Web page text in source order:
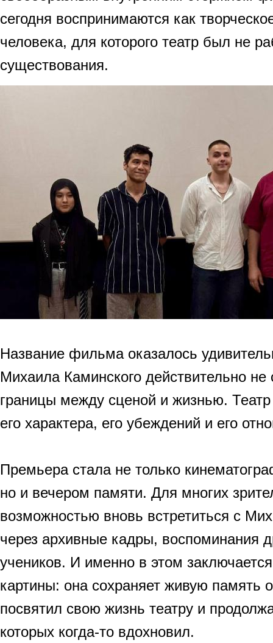
сегодня воспринимаются как
человека, для которого театр был не
существования.
Название фильма оказалось
Михаила Каминского действительно
границы между сценой и жизнью.
его характера, его убеждений и его
Премьера стала не только
но и вечером памяти. Для многих
возможностью вновь встретиться с
через архивные кадры, воспоминания
учеников. И именно в этом
картины: она сохраняет живую память
посвятил свою жизнь театру и
которых когда-то вдохновил.